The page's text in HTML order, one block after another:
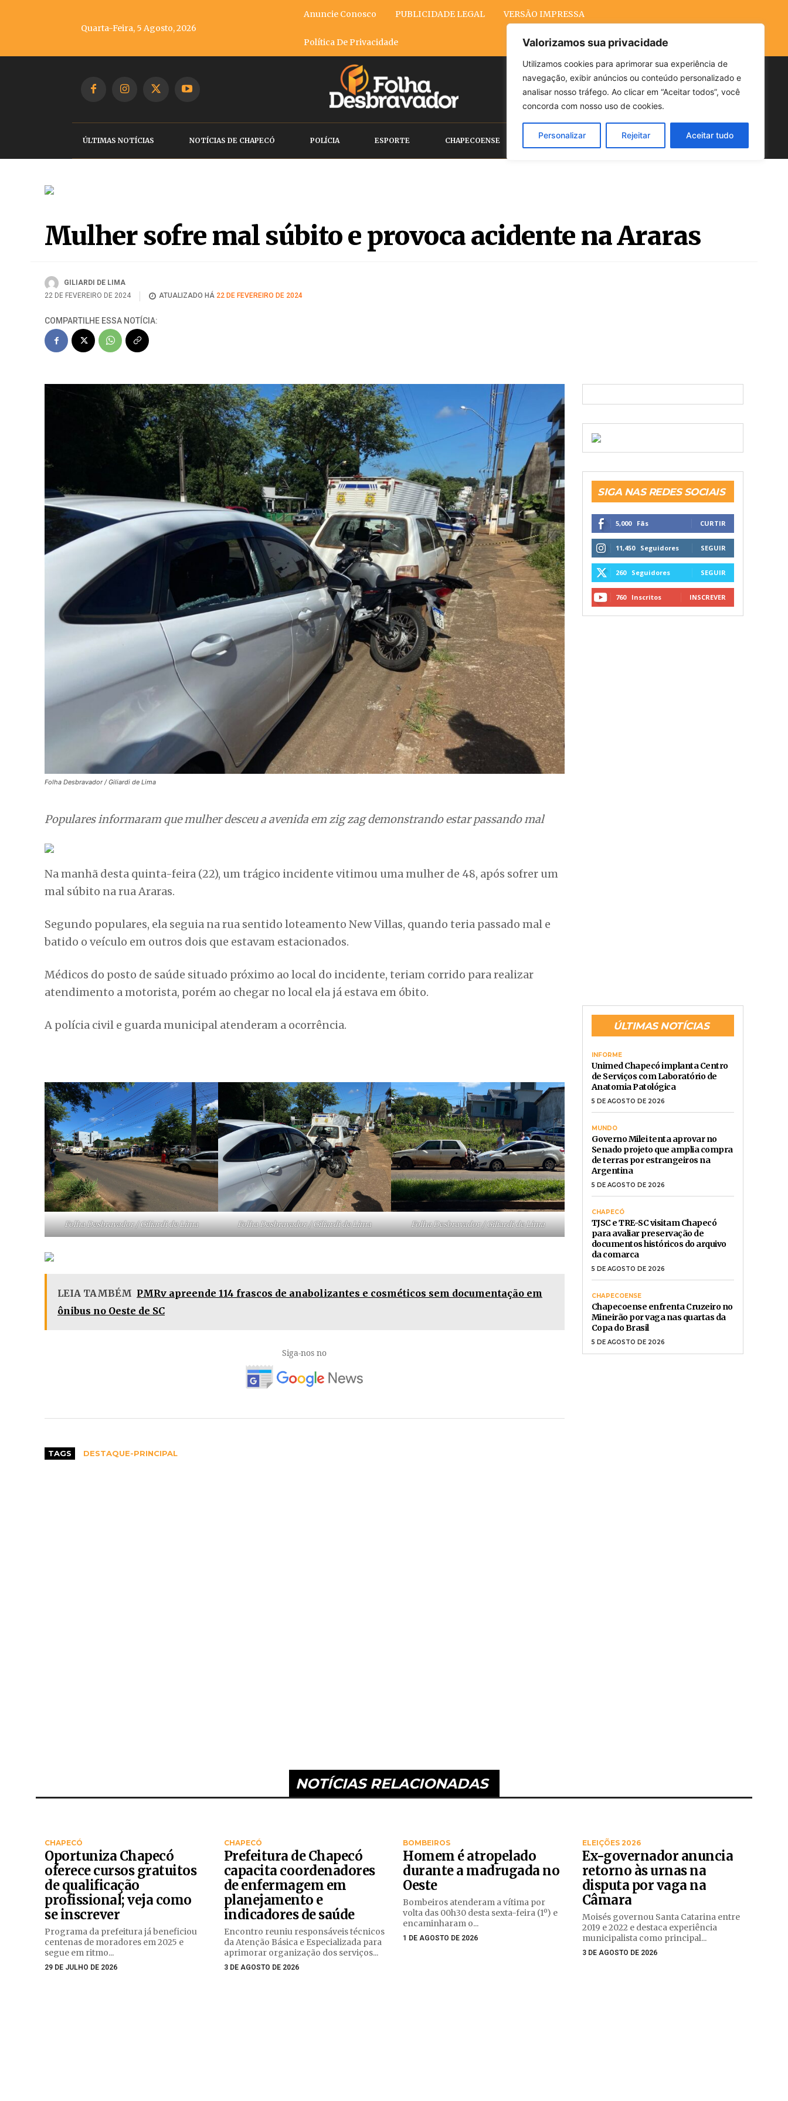
Valorizamos sua privacidade
Utilizamos cookies para aprimorar sua experiência de
navegação, exibir anúncios ou conteúdo personalizado e
analisar nosso tráfego. Ao clicar em “Aceitar todos”, você
concorda com nosso uso de cookies.
Personalizar Rejeitar Aceitar tudo
Quarta-Feira, 5 Agosto, 2026
Anuncie Conosco PUBLICIDADE LEGAL VERSÃO IMPRESSA
Política De Privacidade
Buscar
ÚLTIMAS NOTÍCIAS NOTÍCIAS DE CHAPECÓ POLÍCIA ESPORTE CHAPECOENSE POLÍTICA CLIMA ECONOMIA
Mulher sofre mal súbito e provoca acidente na Araras
GILIARDI DE LIMA
22 DE FEVEREIRO DE 2024
ATUALIZADO HÁ 22 DE FEVEREIRO DE 2024
COMPARTILHE ESSA NOTÍCIA:
Folha Desbravador / Giliardi de Lima
Populares informaram que mulher desceu a avenida em zig zag demonstrando estar passando mal
Na manhã desta quinta-feira (22), um trágico incidente vitimou uma mulher de 48, após sofrer um
mal súbito na rua Araras.
Segundo populares, ela seguia na rua sentido loteamento New Villas, quando teria passado mal e
batido o veículo em outros dois que estavam estacionados.
Médicos do posto de saúde situado próximo ao local do incidente, teriam corrido para realizar
atendimento a motorista, porém ao chegar no local ela já estava em óbito.
A polícia civil e guarda municipal atenderam a ocorrência.
Folha Desbravador / Giliardi de Lima Folha Desbravador / Giliardi de Lima Folha Desbravador / Giliardi de Lima
LEIA TAMBÉM PMRv apreende 114 frascos de anabolizantes e cosméticos sem documentação em
ônibus no Oeste de SC
Siga-nos no
TAGS DESTAQUE-PRINCIPAL
SIGA NAS REDES SOCIAIS
5,000 Fãs CURTIR
11,450 Seguidores SEGUIR
260 Seguidores SEGUIR
760 Inscritos INSCREVER
ÚLTIMAS NOTÍCIAS
INFORME
Unimed Chapecó implanta Centro
de Serviços com Laboratório de
Anatomia Patológica
5 DE AGOSTO DE 2026
MUNDO
Governo Milei tenta aprovar no
Senado projeto que amplia compra
de terras por estrangeiros na
Argentina
5 DE AGOSTO DE 2026
CHAPECÓ
TJSC e TRE-SC visitam Chapecó
para avaliar preservação de
documentos históricos do arquivo
da comarca
5 DE AGOSTO DE 2026
CHAPECOENSE
Chapecoense enfrenta Cruzeiro no
Mineirão por vaga nas quartas da
Copa do Brasil
5 DE AGOSTO DE 2026
NOTÍCIAS RELACIONADAS
CHAPECÓ
Oportuniza Chapecó
oferece cursos gratuitos
de qualificação
profissional; veja como
se inscrever
Programa da prefeitura já beneficiou
centenas de moradores em 2025 e
segue em ritmo...
29 DE JULHO DE 2026
CHAPECÓ
Prefeitura de Chapecó
capacita coordenadores
de enfermagem em
planejamento e
indicadores de saúde
Encontro reuniu responsáveis técnicos
da Atenção Básica e Especializada para
aprimorar organização dos serviços...
3 DE AGOSTO DE 2026
BOMBEIROS
Homem é atropelado
durante a madrugada no
Oeste
Bombeiros atenderam a vítima por
volta das 00h30 desta sexta-feira (1º) e
encaminharam o...
1 DE AGOSTO DE 2026
ELEIÇÕES 2026
Ex-governador anuncia
retorno às urnas na
disputa por vaga na
Câmara
Moisés governou Santa Catarina entre
2019 e 2022 e destaca experiência
municipalista como principal...
3 DE AGOSTO DE 2026